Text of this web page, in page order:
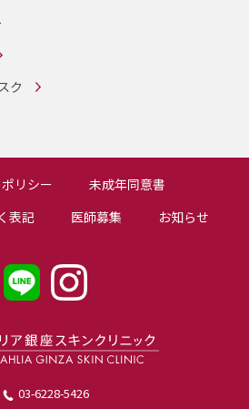
ク
リシー
未成年同意書
表記
医師募集 お知らせ
03-6228-5426